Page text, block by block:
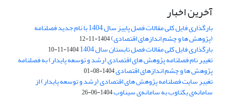
آخرین اخبار
بارگذاری فایل کلی مقالات فصل پاییز سال 1404 با نام جدید فصلنامه
(پژوهش ها و چشم اندازهای اقتصادی)1404-11-12
بارگذاری فایل کلی مقالات فصل تابستان سال 1404 1404-11-10
تغییر نام فصلنامه پژوهش های اقتصادی (رشد و توسعه پایدار) به فصلنامه
پژوهش ها و چشم اندازهای اقتصادی1404-08-01
تغییر سایت فصلنامه پژوهش های اقتصادی (رشد و توسعه پایدار) از
سامانه‌ی یکتاوب به سامانه‌ی سیناوب1404-06-26